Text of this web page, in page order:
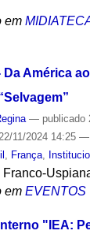
em
América
— publicado
11/2024 14:25 —
França,
Franco-
em EVENTOS
"IEA: